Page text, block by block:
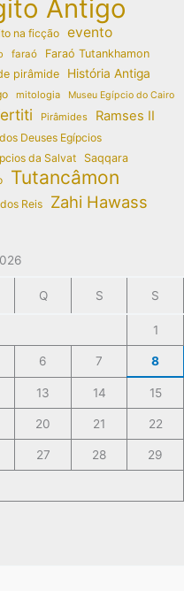
Antigo
na ficção evento
faraó Faraó Tutankhamon
pirâmide
História Antiga
mitologia Museu Egípcio do Cairo
Pirâmides Ramses II
Deuses Egípcios
da Salvat
Saqqara
Tutancâmon
Reis Zahi Hawass
Q S S
1
6 7 8
13 14 15
20 21 22
27 28 29